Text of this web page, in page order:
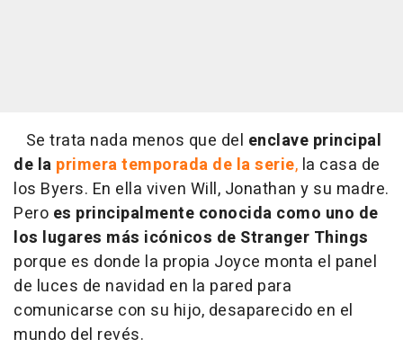
Se trata nada menos que del enclave principal
de la primera temporada de la serie, la casa de
los Byers. En ella viven Will, Jonathan y su madre.
Pero es principalmente conocida como uno de
los lugares más icónicos de Stranger Things
porque es donde la propia Joyce monta el panel
de luces de navidad en la pared para
comunicarse con su hijo, desaparecido en el
mundo del revés.